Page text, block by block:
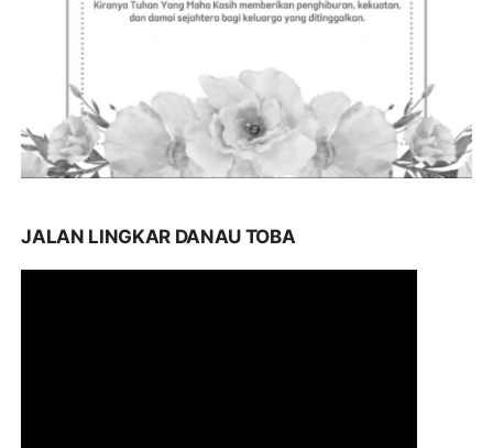
JALAN LINGKAR DANAU TOBA